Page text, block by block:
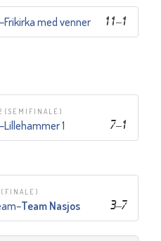
11–1
–Frikirka med venner
(SEMIFINALE)
7–1
–Lillehammer 1
(FINALE)
3–7
–Team Nasjos